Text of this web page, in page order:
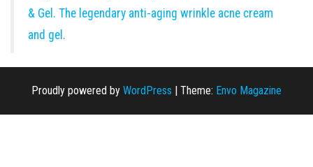
& Gel. The legendary anti-aging wrinkle acne cream
and gel.
Proudly powered by WordPress Theme: Envo Magazine